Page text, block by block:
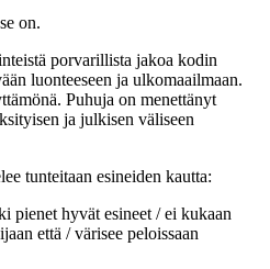
on.
porvarillista jakoa kodin
luonteeseen ja ulkomaailmaan.
Puhuja on menettänyt
ja julkisen väliseen
tunteitaan esineiden kautta:
pienet hyvät esineet / ei kukaan
että / värisee peloissaan